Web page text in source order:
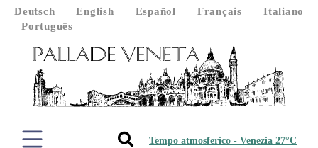
Deutsch English Español Français
Italiano
Português
Tempo atmosferico - Venezia 27°C